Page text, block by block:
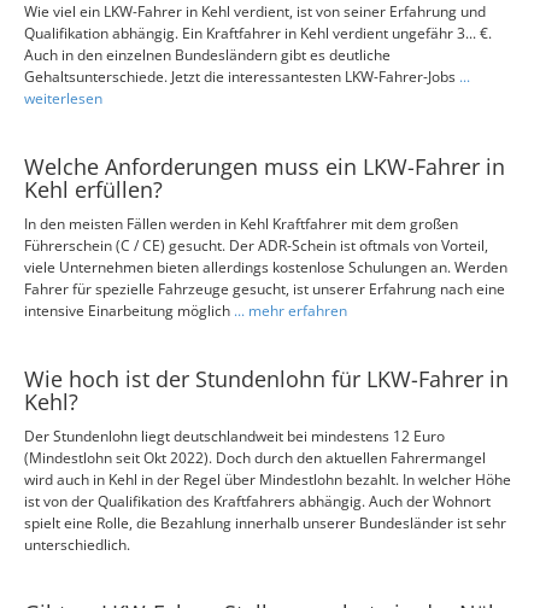
Wie viel ein LKW-Fahrer in Kehl verdient, ist von seiner Erfahrung und
Qualifikation abhängig. Ein Kraftfahrer in Kehl verdient ungefähr 3... €.
Auch in den einzelnen Bundesländern gibt es deutliche
Gehaltsunterschiede. Jetzt die interessantesten LKW-Fahrer-Jobs ...
weiterlesen
Welche Anforderungen muss ein LKW-Fahrer in
Kehl erfüllen?
In den meisten Fällen werden in Kehl Kraftfahrer mit dem großen
Führerschein (C / CE) gesucht. Der ADR-Schein ist oftmals von Vorteil,
viele Unternehmen bieten allerdings kostenlose Schulungen an. Werden
Fahrer für spezielle Fahrzeuge gesucht, ist unserer Erfahrung nach eine
intensive Einarbeitung möglich ... mehr erfahren
Wie hoch ist der Stundenlohn für LKW-Fahrer in
Kehl?
Der Stundenlohn liegt deutschlandweit bei mindestens 12 Euro
(Mindestlohn seit Okt 2022). Doch durch den aktuellen Fahrermangel
wird auch in Kehl in der Regel über Mindestlohn bezahlt. In welcher Höhe
ist von der Qualifikation des Kraftfahrers abhängig. Auch der Wohnort
spielt eine Rolle, die Bezahlung innerhalb unserer Bundesländer ist sehr
unterschiedlich.